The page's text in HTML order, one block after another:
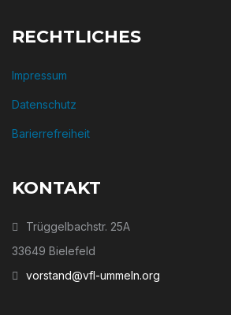
RECHTLICHES
Impressum
Datenschutz
Barierrefreiheit
KONTAKT
Trüggelbachstr. 25A
33649 Bielefeld
vorstand@vfl-ummeln.org